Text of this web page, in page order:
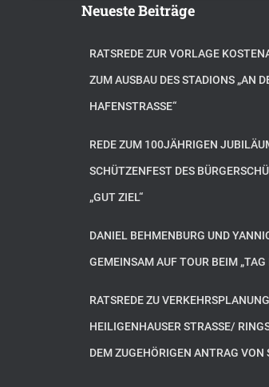
Neueste Beiträge
RATSREDE ZUR VORLAGE
ZUM AUSBAU DES STADIONS „AN
HAFENSTRASSE“
REDE ZUM 100JÄHRIGEN
SCHÜTZENFEST DES
„GUT ZIEL“
DANIEL BEHMENBURG UND
GEMEINSAM AUF TOUR BEIM „TAG
RATSREDE ZU
HEILIGENHAUSER STRASSE/
M ZUGEHÖRIGEN ANTRAG VON